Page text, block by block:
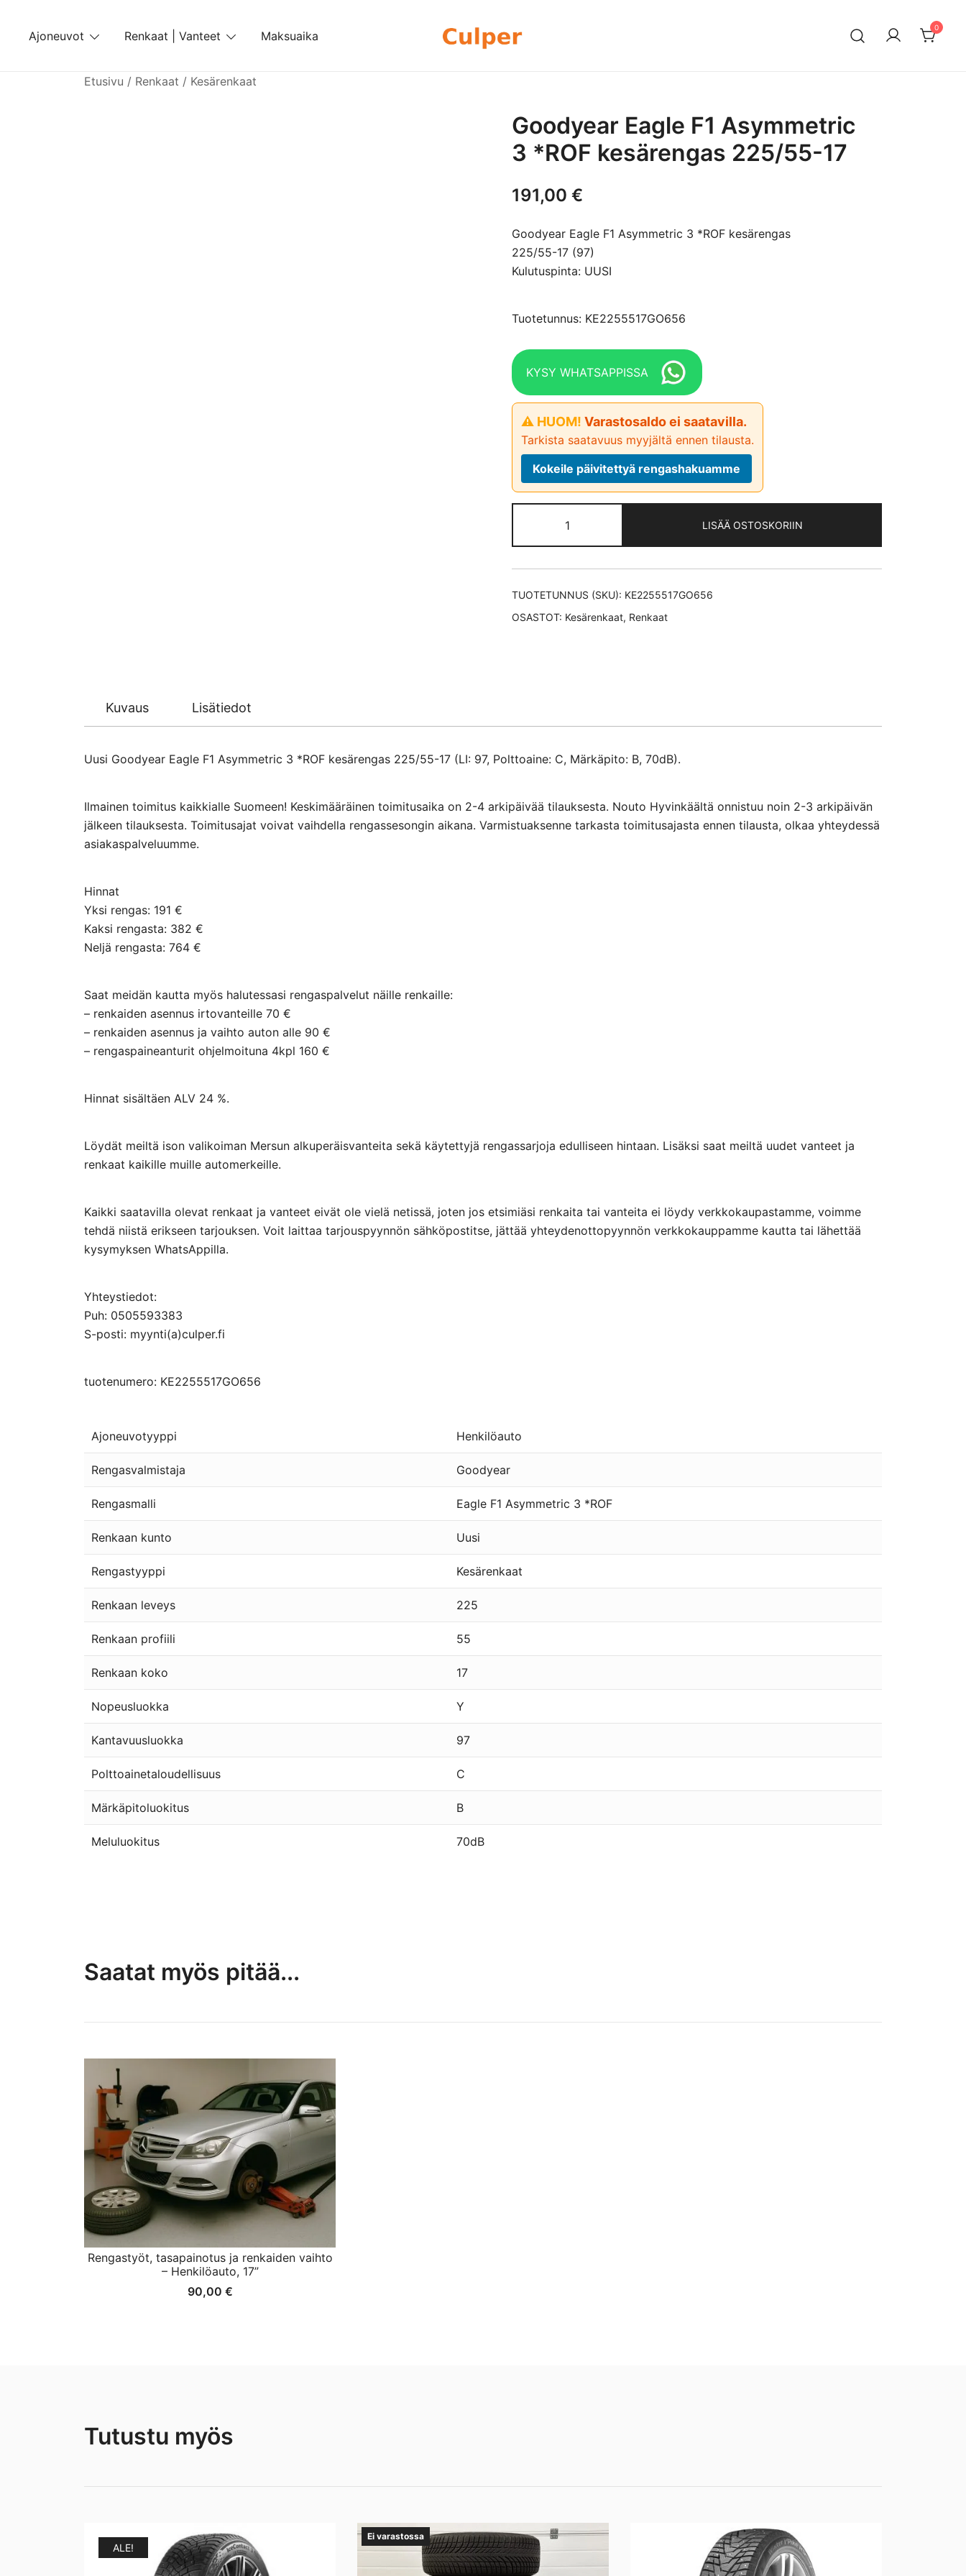
content
Ajoneuvot Renkaat | Vanteet Maksuaika
0
Etusivu / Renkaat / Kesärenkaat
Goodyear Eagle F1 Asymmetric
3 *ROF kesärengas 225/55-17
191,00 €
Goodyear Eagle F1 Asymmetric 3 *ROF kesärengas
225/55-17 (97)
Kulutuspinta: UUSI
Tuotetunnus: KE2255517GO656
KYSY WHATSAPPISSA
⚠ HUOM! Varastosaldo ei saatavilla.
Tarkista saatavuus myyjältä ennen tilausta.
Kokeile päivitettyä rengashakuamme
Eagle
F1
Asymmetric
3 *ROF
225/55-
LISÄÄ OSTOSKORIIN
TUOTETUNNUS (SKU): KE2255517GO656
OSASTOT: Kesärenkaat, Renkaat
Kuvaus Lisätiedot
Uusi Goodyear Eagle F1 Asymmetric 3 *ROF kesärengas 225/55-17 (LI: 97, Polttoaine: C, Märkäpito: B, 70dB).
Ilmainen toimitus kaikkialle Suomeen! Keskimääräinen toimitusaika on 2-4 arkipäivää tilauksesta. Nouto Hyvinkäältä onnistuu noin 2-3 arkipäivän
jälkeen tilauksesta. Toimitusajat voivat vaihdella rengassesongin aikana. Varmistuaksenne tarkasta toimitusajasta ennen tilausta, olkaa yhteydessä
asiakaspalveluumme.
Hinnat
Yksi rengas: 191 €
Kaksi rengasta: 382 €
Neljä rengasta: 764 €
Saat meidän kautta myös halutessasi rengaspalvelut näille renkaille:
– renkaiden asennus irtovanteille 70 €
– renkaiden asennus ja vaihto auton alle 90 €
– rengaspaineanturit ohjelmoituna 4kpl 160 €
Hinnat sisältäen ALV 24 %.
Löydät meiltä ison valikoiman Mersun alkuperäisvanteita sekä käytettyjä rengassarjoja edulliseen hintaan. Lisäksi saat meiltä uudet vanteet ja
renkaat kaikille muille automerkeille.
Kaikki saatavilla olevat renkaat ja vanteet eivät ole vielä netissä, joten jos etsimiäsi renkaita tai vanteita ei löydy verkkokaupastamme, voimme
tehdä niistä erikseen tarjouksen. Voit laittaa tarjouspyynnön sähköpostitse, jättää yhteydenottopyynnön verkkokauppamme kautta tai lähettää
kysymyksen WhatsAppilla.
Yhteystiedot:
Puh: 0505593383
S-posti: myynti(a)culper.fi
tuotenumero: KE2255517GO656
Ajoneuvotyyppi Henkilöauto
Rengasvalmistaja Goodyear
Rengasmalli Eagle F1 Asymmetric 3 *ROF
Renkaan kunto Uusi
Rengastyyppi Kesärenkaat
Renkaan leveys 225
Renkaan profiili 55
Renkaan koko 17
Nopeusluokka Y
Kantavuusluokka 97
Polttoainetaloudellisuus C
Märkäpitoluokitus B
Meluluokitus 70dB
Saatat myös pitää...
Rengastyöt, tasapainotus ja renkaiden vaihto
– Henkilöauto, 17”
90,00 €
Tutustu myös
ALE!
Ei varastossa